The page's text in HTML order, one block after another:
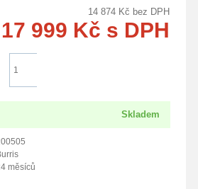
14 874 Kč bez DPH
17 999 Kč s DPH
Skladem
měsíců